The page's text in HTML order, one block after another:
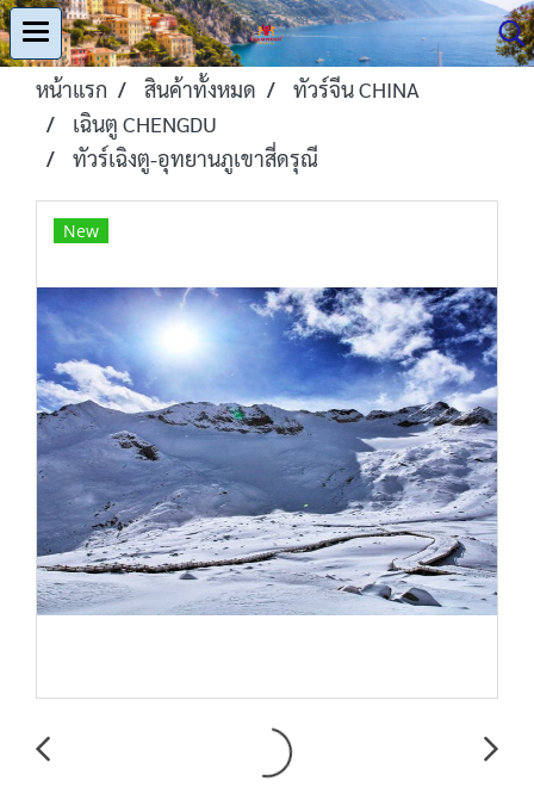
หน้าแรก สินค้าทั้งหมด
ทัวร์จีน CHINA
เฉินตู CHENGDU
ทัวร์เฉิงตู-อุทยานภูเขาสี่ดรุณี
New